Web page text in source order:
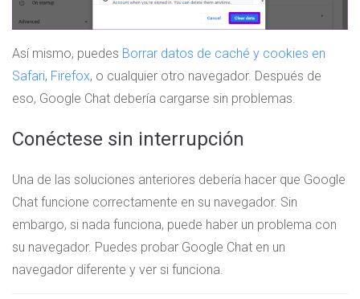
Así mismo, puedes Borrar datos de caché y cookies en
Safari, Firefox, o cualquier otro navegador. Después de
eso, Google Chat debería cargarse sin problemas.
Conéctese sin interrupción
Una de las soluciones anteriores debería hacer que Google
Chat funcione correctamente en su navegador. Sin
embargo, si nada funciona, puede haber un problema con
su navegador. Puedes probar Google Chat en un
navegador diferente y ver si funciona.